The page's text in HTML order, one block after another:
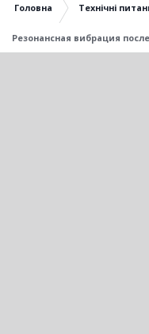
Головна Технічні
Резонансная вибрация